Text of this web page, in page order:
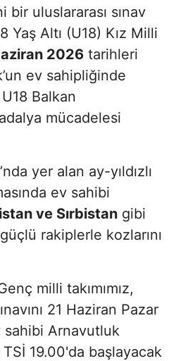
uluslararası sınav
Yaş Altı (U18) Kız Milli
2026 tarihleri
ev sahipliğinde
Balkan
mücadelesi
yer alan ay-yıldızlı
ev sahibi
ve Sırbistan gibi
rakiplerle kozlarını
milli takımımız,
21 Haziran Pazar
sahibi Arnavutluk
TSİ 19.00'da başlayacak